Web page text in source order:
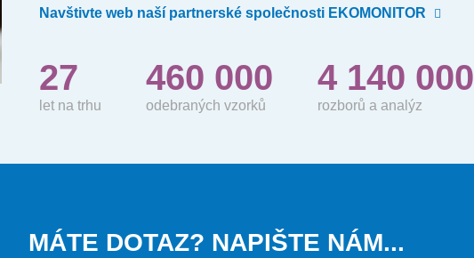
Navštivte web naší partnerské společnosti EKOMONITOR
27
let na trhu
460 000
odebraných vzorků
4 140 000
rozborů a analýz
MÁTE DOTAZ? NAPIŠTE NÁM...